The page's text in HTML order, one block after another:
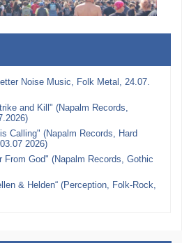
Noise Music, Folk Metal, 24.07.
and Kill" (Napalm Records,
Calling" (Napalm Records, Hard
2026)
From God" (Napalm Records, Gothic
& Helden“ (Perception, Folk-Rock,